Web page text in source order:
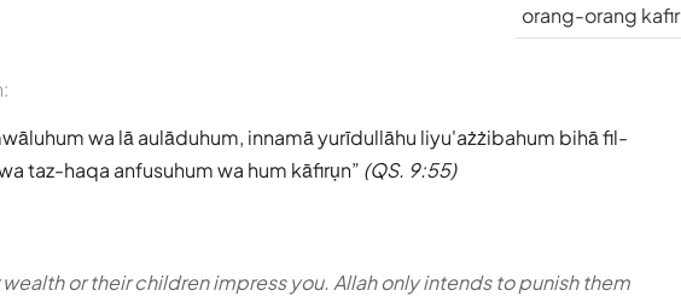
orang-orang kafir
wa lā aulāduhum, innamā yurīdullāhu liyu'ażżibahum bihā fil-
taz-haqa anfusuhum wa hum kāfirụn (QS. 9:55)
or their children impress you. Allah only intends to punish them